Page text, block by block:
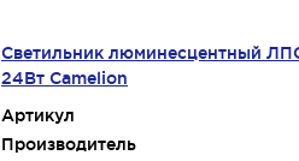
Светильник люминесцентный
24Вт Camelion
Артикул
Производитель